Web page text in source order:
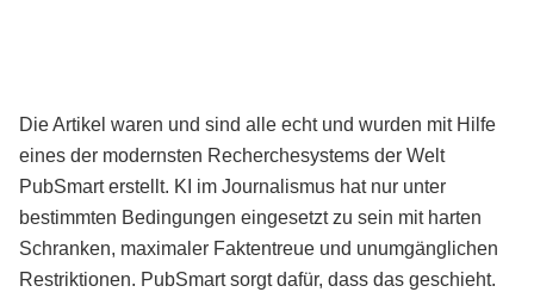
Die Artikel waren und sind alle echt und wurden mit Hilfe
eines der modernsten Recherchesystems der Welt
PubSmart erstellt. KI im Journalismus hat nur unter
bestimmten Bedingungen eingesetzt zu sein mit harten
Schranken, maximaler Faktentreue und unumgänglichen
Restriktionen. PubSmart sorgt dafür, dass das geschieht.